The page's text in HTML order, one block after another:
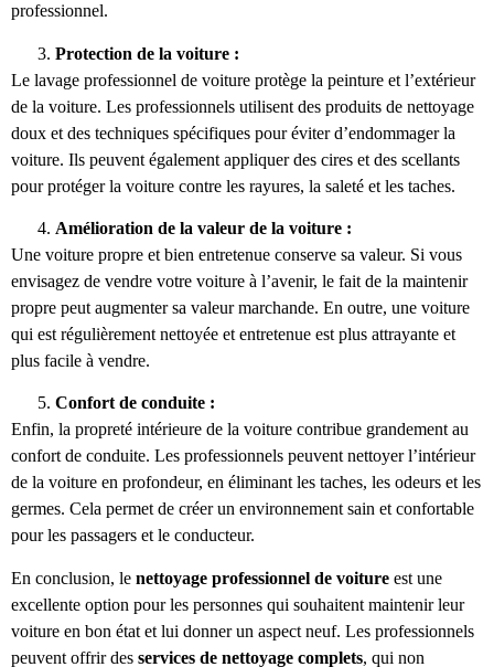
professionnel.
Protection de la voiture :
Le lavage professionnel de voiture protège la peinture et l’extérieur
de la voiture. Les professionnels utilisent des produits de nettoyage
doux et des techniques spécifiques pour éviter d’endommager la
voiture. Ils peuvent également appliquer des cires et des scellants
pour protéger la voiture contre les rayures, la saleté et les taches.
Amélioration de la valeur de la voiture :
Une voiture propre et bien entretenue conserve sa valeur. Si vous
envisagez de vendre votre voiture à l’avenir, le fait de la maintenir
propre peut augmenter sa valeur marchande. En outre, une voiture
qui est régulièrement nettoyée et entretenue est plus attrayante et
plus facile à vendre.
Confort de conduite :
Enfin, la propreté intérieure de la voiture contribue grandement au
confort de conduite. Les professionnels peuvent nettoyer l’intérieur
de la voiture en profondeur, en éliminant les taches, les odeurs et les
germes. Cela permet de créer un environnement sain et confortable
pour les passagers et le conducteur.
En conclusion, le nettoyage professionnel de voiture est une
excellente option pour les personnes qui souhaitent maintenir leur
voiture en bon état et lui donner un aspect neuf. Les professionnels
peuvent offrir des services de nettoyage complets, qui non